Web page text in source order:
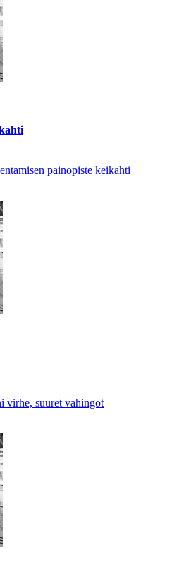
painopiste keikahti
virhe, suuret vahingot